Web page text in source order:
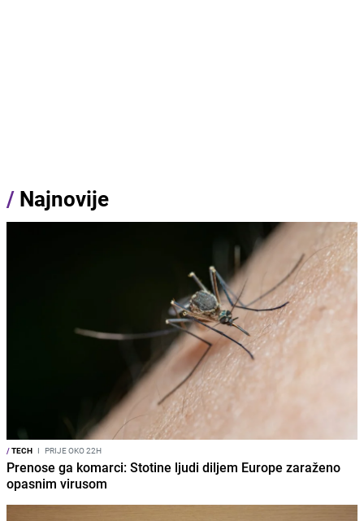
/ Najnovije
/TECH I PRIJE OKO 22H
Prenose ga komarci: Stotine ljudi diljem Europe zaraženo
opasnim virusom